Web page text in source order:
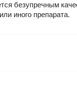
безупречным
иного препарата.